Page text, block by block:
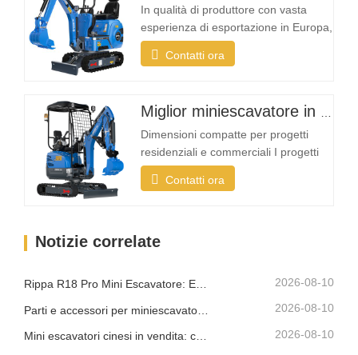
un'azienda di noleggio, la R319 offre
la…
In qualità di produttore con vasta
esperienza di esportazione in Europa,
Nord America, Australia e Sud-est
asiatico, Rippa ha visto una crescente
applicazioni da giardino e lavori
leggeri Cosa rende un mini
escavatore ideale per uso…
Contatti ora
Dimensioni compatte per progetti
residenziali e commerciali I progetti
paesaggistici si svolgono spesso in
spazi ristretti come giardini, cortili,
compatto deve essere abbastanza
Contatti ora
Notizie correlate
Rippa R18 Pro Mini Escavatore: Escavatore Compatto Progettato per Lavori Professionali 2026-08-10
2026-08-10
2026-08-10